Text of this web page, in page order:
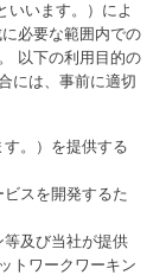
いいます。）によ
必要な範囲内での
以下の利用目的の
には、事前に適切
。）を提供する
スを開発するた
及び当社が提供
トワークワーキン